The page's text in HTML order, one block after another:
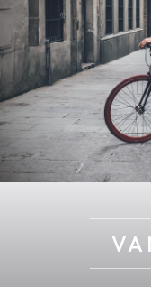
Δημοφιλείς
Παντελόνια